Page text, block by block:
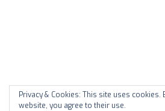
Privacy & Cookies: This site uses cookies.
website, you agree to their use.